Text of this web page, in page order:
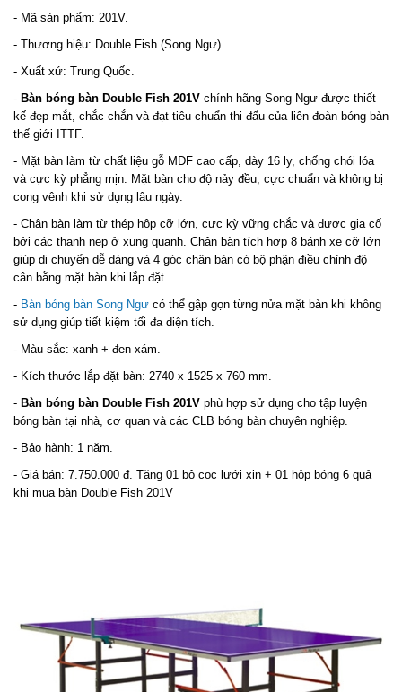
- Mã sản phẩm: 201V.
- Thương hiệu: Double Fish (Song Ngư).
- Xuất xứ: Trung Quốc.
- Bàn bóng bàn Double Fish 201V chính hãng Song Ngư được thiết
kế đẹp mắt, chắc chắn và đạt tiêu chuẩn thi đấu của liên đoàn bóng bàn
thế giới ITTF.
- Mặt bàn làm từ chất liệu gỗ MDF cao cấp, dày 16 ly, chống chói lóa
và cực kỳ phẳng mịn. Mặt bàn cho độ nảy đều, cực chuẩn và không bị
cong vênh khi sử dụng lâu ngày.
- Chân bàn làm từ thép hộp cỡ lớn, cực kỳ vững chắc và được gia cố
bởi các thanh nẹp ở xung quanh. Chân bàn tích hợp 8 bánh xe cỡ lớn
giúp di chuyển dễ dàng và 4 góc chân bàn có bộ phận điều chỉnh độ
cân bằng mặt bàn khi lắp đặt.
- Bàn bóng bàn Song Ngư có thể gập gọn từng nửa mặt bàn khi không
sử dụng giúp tiết kiệm tối đa diện tích.
- Màu sắc: xanh + đen xám.
- Kích thước lắp đặt bàn: 2740 x 1525 x 760 mm.
- Bàn bóng bàn Double Fish 201V phù hợp sử dụng cho tập luyện
bóng bàn tại nhà, cơ quan và các CLB bóng bàn chuyên nghiệp.
- Bảo hành: 1 năm.
- Giá bán: 7.750.000 đ. Tặng 01 bộ cọc lưới xịn + 01 hộp bóng 6 quả
khi mua bàn Double Fish 201V